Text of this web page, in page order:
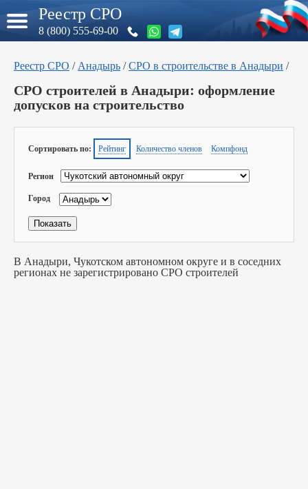
Реестр СРО
8 (800) 555-69-00
Реестр СРО / Анадырь /СРО в строительстве в Анадыри /
СРО строителей в Анадыри: оформление
допусков на строительство
Сортировать по: Рейтинг Количество членов Компфонд
Регион
Город
В Анадыри, Чукотском автономном округе и в соседних
регионах не зарегистрировано СРО строителей